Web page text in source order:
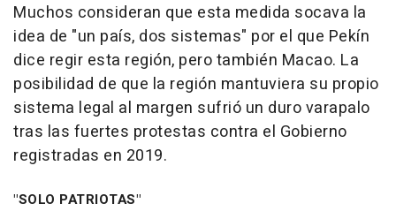
Muchos consideran que esta medida socava la
idea de "un país, dos sistemas" por el que Pekín
dice regir esta región, pero también Macao. La
posibilidad de que la región mantuviera su propio
sistema legal al margen sufrió un duro varapalo
tras las fuertes protestas contra el Gobierno
registradas en 2019.
"SOLO PATRIOTAS"